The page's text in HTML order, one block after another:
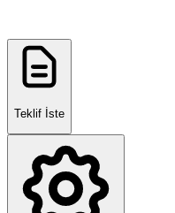
Teklif İste